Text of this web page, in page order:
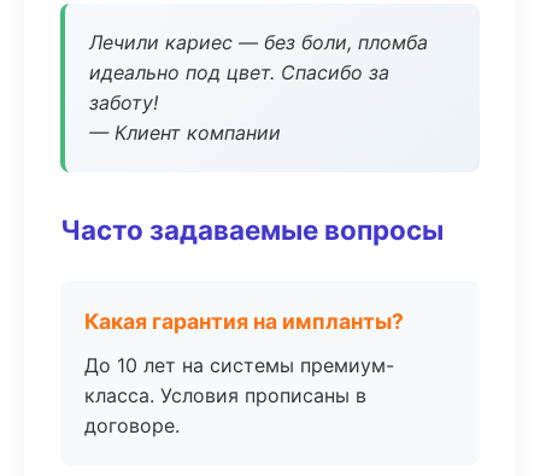
Лечили кариес — без боли, пломба
идеально под цвет. Спасибо за
заботу!
— Клиент компании
Часто задаваемые вопросы
Какая гарантия на импланты?
До 10 лет на системы премиум-
класса. Условия прописаны в
договоре.